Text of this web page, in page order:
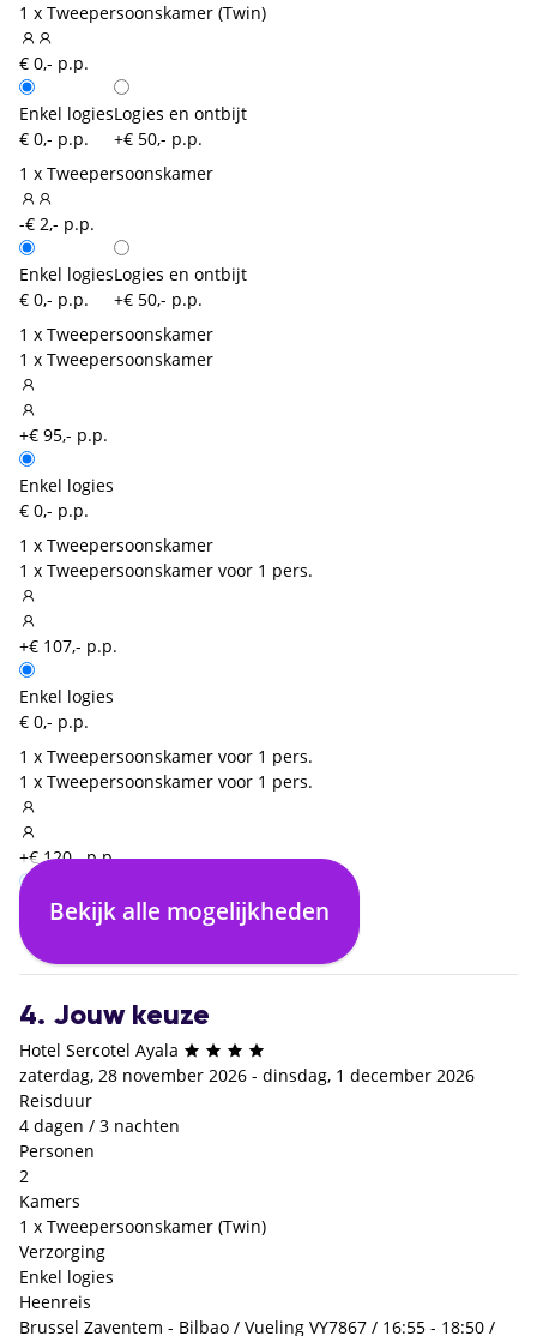
1 x Tweepersoonskamer (Twin)
€ 0,- p.p.
Enkel logies
€ 0,- p.p.
Logies en ontbijt
+€ 50,- p.p.
1 x Tweepersoonskamer
-€ 2,- p.p.
Enkel logies
€ 0,- p.p.
Logies en ontbijt
+€ 50,- p.p.
1 x Tweepersoonskamer
1 x Tweepersoonskamer
+€ 95,- p.p.
Enkel logies
€ 0,- p.p.
1 x Tweepersoonskamer
1 x Tweepersoonskamer voor 1 pers.
+€ 107,- p.p.
Enkel logies
€ 0,- p.p.
1 x Tweepersoonskamer voor 1 pers.
1 x Tweepersoonskamer voor 1 pers.
+€ 120,- p.p.
Enkel logies
€ 0,- p.p.
Logies en ontbijt
Bekijk alle mogelijkheden
4. Jouw keuze
Hotel Sercotel Ayala
zaterdag, 28 november 2026 - dinsdag, 1 december 2026
Reisduur
4 dagen / 3 nachten
Personen
2
Kamers
1 x Tweepersoonskamer (Twin)
Verzorging
Enkel logies
Heenreis
Brussel Zaventem - Bilbao / Vueling VY7867 / 16:55 - 18:50 /